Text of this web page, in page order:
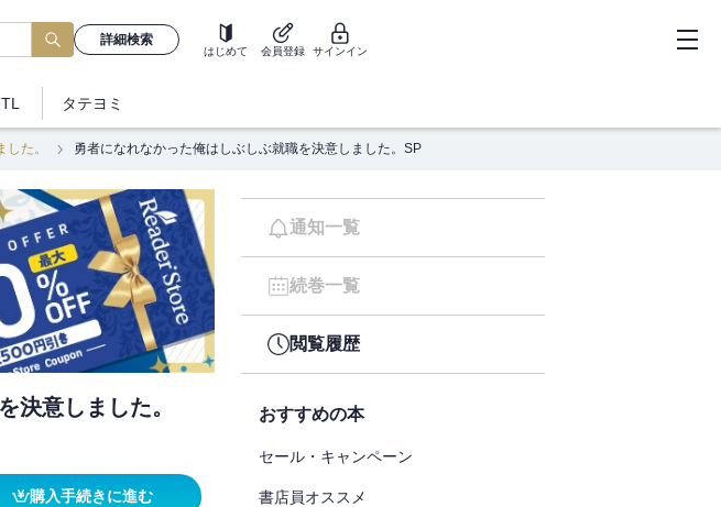
詳細検索
はじめて 会員登録 サインイン
タテヨミ
た。 勇者になれなかった俺はしぶしぶ就職を決意しました。SP
決意しました。
購入手続きに進む
通知一覧
続巻一覧
閲覧履歴
おすすめの本
セール・キャンペーン
書店員オススメ